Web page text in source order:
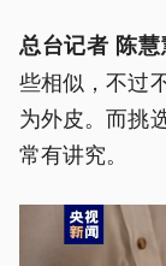
总台记者 陈
些相似，不过
为外皮。而挑
常有讲究。